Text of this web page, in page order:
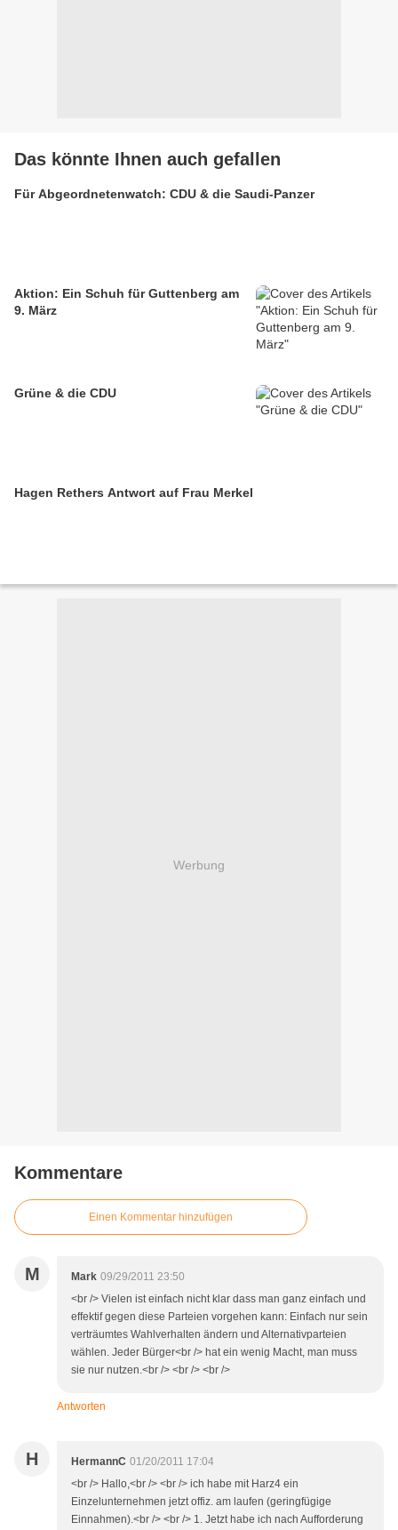
Das könnte Ihnen auch gefallen
Für Abgeordnetenwatch: CDU & die Saudi-Panzer
Aktion: Ein Schuh für Guttenberg am
9. März
Grüne & die CDU
Hagen Rethers Antwort auf Frau Merkel
Werbung
Kommentare
Einen Kommentar hinzufügen
M Mark 09/29/2011 23:50
<br /> Vielen ist einfach nicht klar dass man ganz einfach und
effektif gegen diese Parteien vorgehen kann: Einfach nur sein
verträumtes Wahlverhalten ändern und Alternativparteien
wählen. Jeder Bürger<br /> hat ein wenig Macht, man muss
sie nur nutzen.<br /> <br /> <br />
Antworten
H HermannC 01/20/2011 17:04
<br /> Hallo,<br /> <br /> ich habe mit Harz4 ein
Einzelunternehmen jetzt offiz. am laufen (geringfügige
Einnahmen).<br /> <br /> 1. Jetzt habe ich nach Aufforderung